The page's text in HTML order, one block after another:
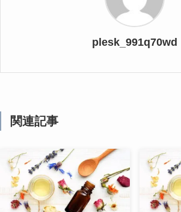
plesk_991q70wd
関連記事